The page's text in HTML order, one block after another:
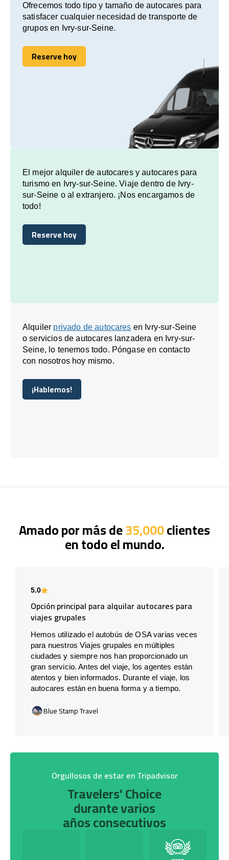
Ofrecemos todo tipo y tamaño de autocares para
satisfacer cualquier necesidad de transporte de
grupos en Ivry-sur-Seine.
Reserve hoy
Reserve hoy
El mejor alquiler de autocares y autocares para
turismo en Ivry-sur-Seine. Viaje dentro de Ivry-
sur-Seine o al extranjero. ¡Nos encargamos de
todo!
Reserve hoy
Reserve hoy
Alquiler privado de autocares en Ivry-sur-Seine
o servicios de autocares lanzadera en Ivry-sur-
Seine, lo tenemos todo. Póngase en contacto
con nosotros hoy mismo.
¡Hablemos!
¡Hablemos!
Amado por más de35,000clientes
en todo el mundo.
5.0
Opción principal para alquilar autocares para
viajes grupales
Hemos utilizado el autobús de OSA varias veces
para nuestros Viajes grupales en múltiples
ciudades y siempre nos han proporcionado un
gran servicio. Antes del viaje, los agentes están
atentos y bien informados. Durante el viaje, los
autocares están en buena forma y a tiempo.
Blue Stamp Travel
Orgullosos de estar en Tripadvisor
Travelers' Choice
durante varios
años consecutivos